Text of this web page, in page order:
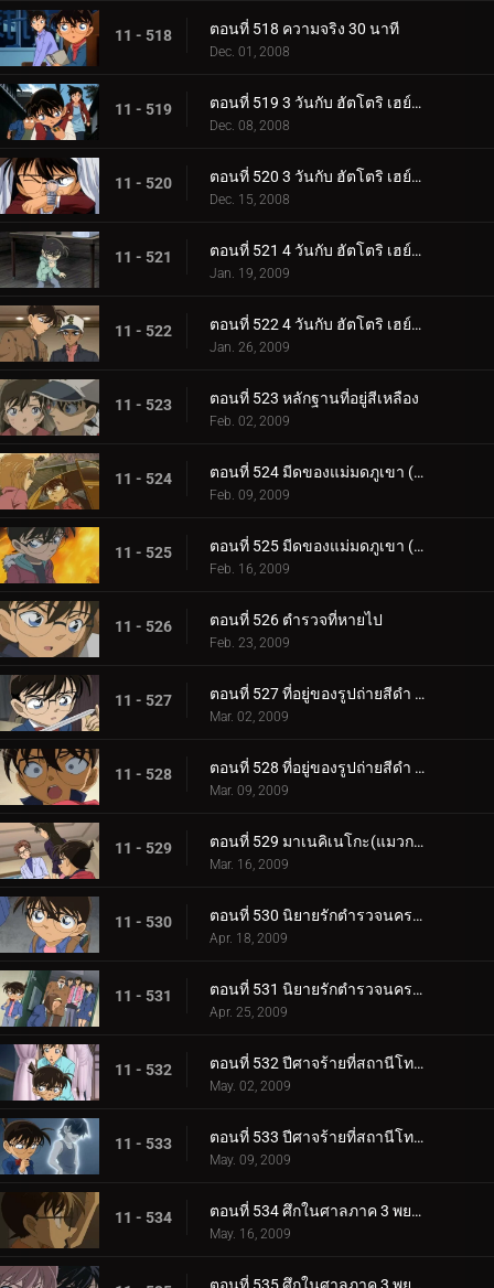
11 - 518 ตอนที่ 518 ความจริง 30 นาที
Dec. 01, 2008
11 - 519 ตอนที่ 519 3 วันกับ ฮัตโตริ เฮย์จิ (ตอนพิเศษ 1)
Dec. 08, 2008
11 - 520 ตอนที่ 520 3 วันกับ ฮัตโตริ เฮย์จิ (ตอนพิเศษ 2)
Dec. 15, 2008
11 - 521 ตอนที่ 521 4 วันกับ ฮัตโตริ เฮย์จิ (ตอนพิเศษ 3)
Jan. 19, 2009
11 - 522 ตอนที่ 522 4 วันกับ ฮัตโตริ เฮย์จิ (ตอนพิเศษ 4)
Jan. 26, 2009
11 - 523 ตอนที่ 523 หลักฐานที่อยู่สีเหลือง
Feb. 02, 2009
11 - 524 ตอนที่ 524 มีดของแม่มดภูเขา (ตอน 1)
Feb. 09, 2009
11 - 525 ตอนที่ 525 มีดของแม่มดภูเขา (ตอน 2)
Feb. 16, 2009
11 - 526 ตอนที่ 526 ตำรวจที่หายไป
Feb. 23, 2009
11 - 527 ตอนที่ 527 ที่อยู่ของรูปถ่ายสีดำ (ตอน 1)
Mar. 02, 2009
11 - 528 ตอนที่ 528 ที่อยู่ของรูปถ่ายสีดำ (ตอน 2)
Mar. 09, 2009
11 - 529 ตอนที่ 529 มาเนคิเนโกะ(แมวกวัก) จากขวาไปซ้าย
Mar. 16, 2009
11 - 530 ตอนที่ 530 นิยายรักตำรวจนครบาล ภาค 8 แหวนของซาโต้ (ตอนพิเศษ 1)
Apr. 18, 2009
11 - 531 ตอนที่ 531 นิยายรักตำรวจนครบาล ภาค 8 แหวนของซาโต้ (ตอนพิเศษ 2)
Apr. 25, 2009
11 - 532 ตอนที่ 532 ปีศาจร้ายที่สถานีโทรทัศน์ (ตอนพิเศษ 1)
May. 02, 2009
11 - 533 ตอนที่ 533 ปีศาจร้ายที่สถานีโทรทัศน์ (ตอนพิเศษ 2)
May. 09, 2009
11 - 534 ตอนที่ 534 ศึกในศาลภาค 3 พยานที่เห็นเหตุการณ์คืออัยการ (ตอนพิเศษ 1)
May. 16, 2009